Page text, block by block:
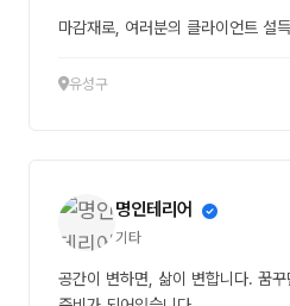
마감재로, 여러분의 클라이언트 설
유성구
명인테리어
기타
공간이 변하면, 삶이 변합니다. 꿈꾸던 그 순간을 함께 만들어갈